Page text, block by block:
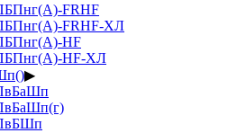
FRHF
FRHF-ХЛ
HF
HF-ХЛ
▶